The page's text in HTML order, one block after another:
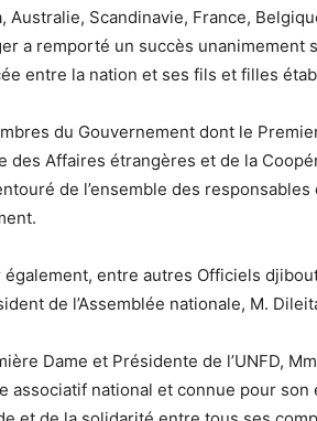
Australie, Scandinavie, France,
a remporté un succès
entre la nation et ses fils et filles
du Gouvernement dont le
des Affaires étrangères et de la
de l’ensemble des
également, entre autres Officiels
de l’Assemblée nationale, M.
Dame et Présidente de l’UNFD,
associatif national et connue pour